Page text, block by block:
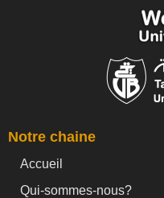
Notre chaine
Accueil
Qui-sommes-nous?